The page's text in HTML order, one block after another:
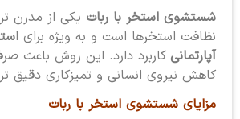
شستشوی استخر با رباتیکی از مدرن
نظافت استخرها است و به ویژه برای
آپارتمانیکاربرد دارد. این روش باعث
کاهش نیروی انسانی و تمیزکاری دقیق
مزایای شستشوی استخر با ربات